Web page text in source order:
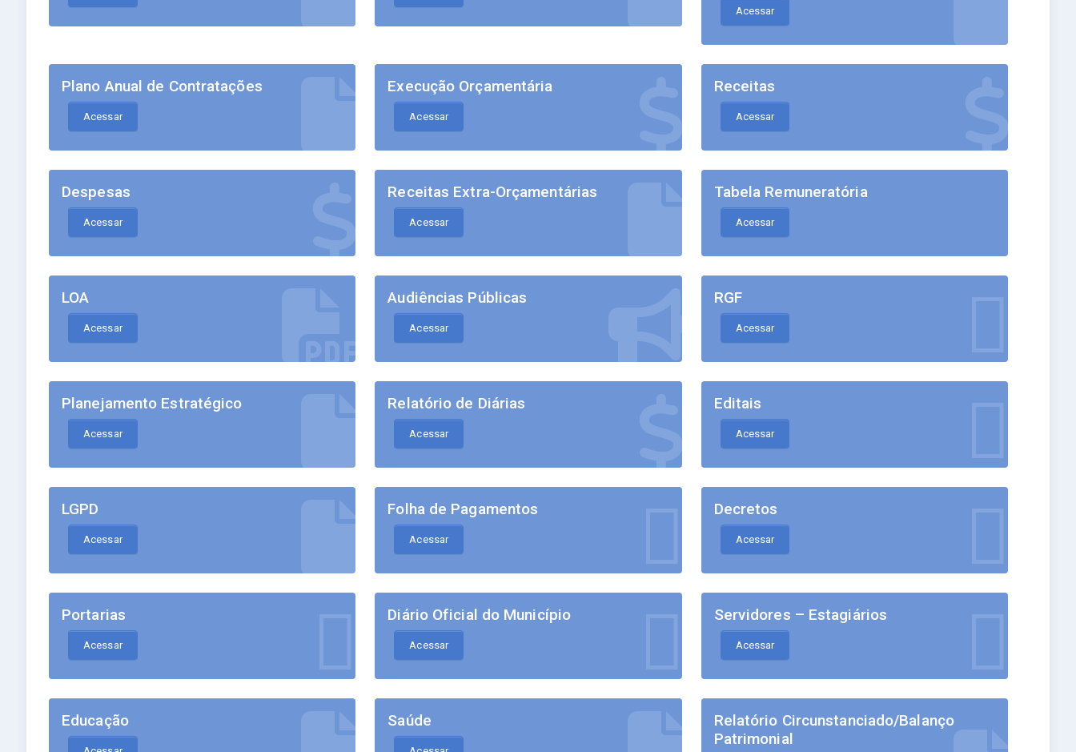
Acessar
Plano Anual de Contratações
Acessar
Execução Orçamentária
Acessar
Receitas
Acessar
Despesas
Acessar
Receitas Extra-Orçamentárias
Acessar
Tabela Remuneratória
Acessar
LOA
Acessar
Audiências Públicas
Acessar
RGF
Acessar
Planejamento Estratégico
Acessar
Relatório de Diárias
Acessar
Editais
Acessar
LGPD
Acessar
Folha de Pagamentos
Acessar
Decretos
Acessar
Portarias
Acessar
Diário Oficial do Município
Acessar
Servidores – Estagiários
Acessar
Educação Saúde
Relatório Circunstanciado/Balanço
Patrimonial